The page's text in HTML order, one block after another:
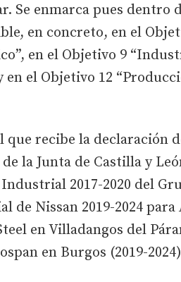
Se enmarca pues dentro
en concreto, en el
en el Objetivo 9
el Objetivo 12
recibe la declaración
la Junta de Castilla y
2017-2020 del
de Nissan 2019-2024 para
en Villadangos del
en Burgos (2019-